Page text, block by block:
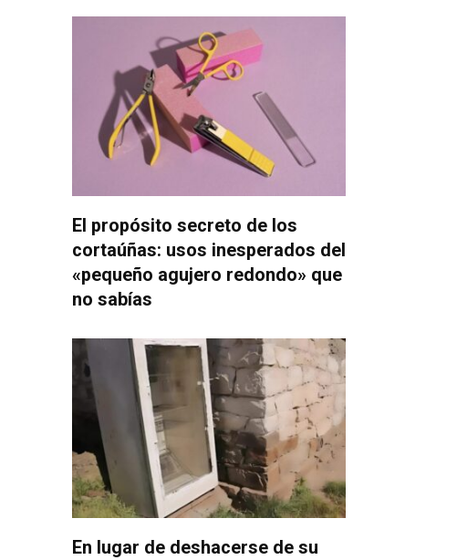
El propósito secreto de los
cortaúñas: usos inesperados del
«pequeño agujero redondo» que
no sabías
En lugar de deshacerse de su